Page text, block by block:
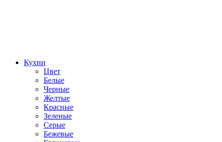
Кухни
Цвет
Белые
Черные
Желтые
Красные
Зеленые
Серые
Бежевые